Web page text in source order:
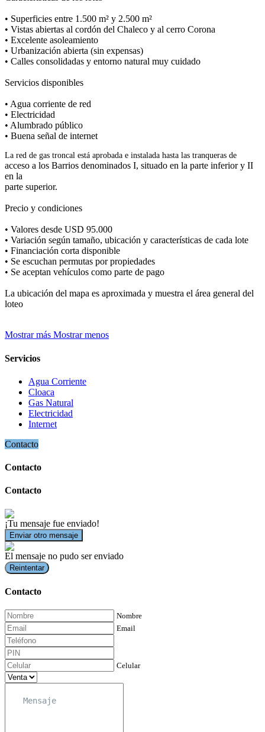
• Superficies entre 1.500 m² y 2.500 m²
• Vistas abiertas al cordón del Chaleco y al cerro Corona
• Excelente asoleamiento
• Urbanización abierta (sin expensas)
• Calles consolidadas y entorno natural muy cuidado
Servicios disponibles
• Agua corriente de red
• Electricidad
• Alumbrado público
• Buena señal de internet
La red de gas troncal está aprobada e instalada hasta las tranqueras de
acceso a los Barrios denominados I, situado en la parte inferior y II
en la
parte superior.
Precio y condiciones
• Valores desde USD 95.000
• Variación según tamaño, ubicación y características de cada lote
• Financiación corta disponible
• Se escuchan permutas por propiedades
• Se aceptan vehículos como parte de pago
La ubicación del mapa es aproximada y muestra el área general del
loteo
Mostrar más Mostrar menos
Servicios
Agua Corriente
Cloaca
Gas Natural
Electricidad
Internet
Contacto
Contacto
Contacto
¡Tu mensaje fue enviado!
Enviar otro mensaje
El mensaje no pudo ser enviado
Reintentar
Contacto
Nombre
Email
Celular